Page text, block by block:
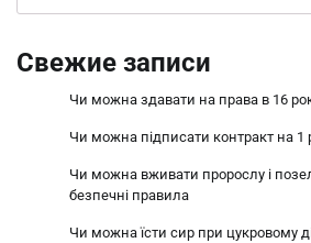
Свежие записи
Чи можна здавати на права в 16
Чи можна підписати контракт на 1
Чи можна вживати пророслу і
безпечні правила
Чи можна їсти сир при цукровому